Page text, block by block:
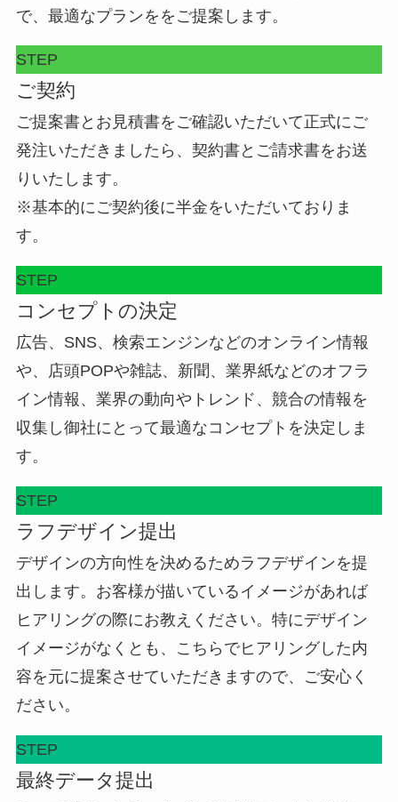
で、最適なプランををご提案します。
STEP
ご契約
ご提案書とお見積書をご確認いただいて正式にご
発注いただきましたら、契約書とご請求書をお送
りいたします。
※基本的にご契約後に半金をいただいておりま
す。
STEP
コンセプトの決定
広告、SNS、検索エンジンなどのオンライン情報
や、店頭POPや雑誌、新聞、業界紙などのオフラ
イン情報、業界の動向やトレンド、競合の情報を
収集し御社にとって最適なコンセプトを決定しま
す。
STEP
ラフデザイン提出
デザインの方向性を決めるためラフデザインを提
出します。お客様が描いているイメージがあれば
ヒアリングの際にお教えください。特にデザイン
イメージがなくとも、こちらでヒアリングした内
容を元に提案させていただきますので、ご安心く
ださい。
STEP
最終データ提出